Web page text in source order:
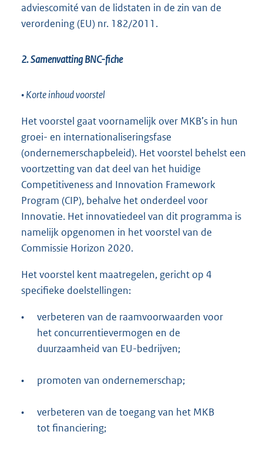
adviescomité van de lidstaten in de zin van de
verordening (EU) nr. 182/2011.
2. Samenvatting BNC-fiche
• Korte inhoud voorstel
Het voorstel gaat voornamelijk over MKB’s in hun
groei- en internationaliseringsfase
(ondernemerschapbeleid). Het voorstel behelst een
voortzetting van dat deel van het huidige
Competitiveness and Innovation Framework
Program (CIP), behalve het onderdeel voor
Innovatie. Het innovatiedeel van dit programma is
namelijk opgenomen in het voorstel van de
Commissie Horizon 2020.
Het voorstel kent maatregelen, gericht op 4
specifieke doelstellingen:
•
verbeteren van de raamvoorwaarden voor
het concurrentievermogen en de
duurzaamheid van EU-bedrijven;
• promoten van ondernemerschap;
•
verbeteren van de toegang van het MKB
tot financiering;